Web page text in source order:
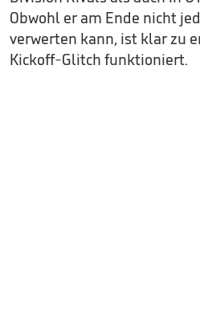
Obwohl er am Ende nicht
verwerten kann, ist klar zu
Kickoff-Glitch funktioniert.